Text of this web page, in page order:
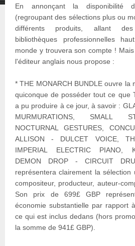
En annonçant la disponibilité
(regroupant des sélections plus ou
différents produits, allant
bibliothèques professionnelles
monde y trouvera son compte !
l'éditeur anglais nous propose :
* THE MONARCH BUNDLE ouvre la
quiconque de posséder tout ce que
a pu produire à ce jour, à savoir :
MURMURATIONS, SMALL
NOCTURNAL GESTURES,
ALLISON - DULCET VOICE,
IMPERIAL ELECTRIC PIANO,
DEMON DROP - CIRCUIT
représentera clairement la
compositeur, producteur, auteur-
Son prix de 699£ GBP
économie substantielle par rapport
ce qui est inclus dedans (hors
la somme de 941£ GBP).